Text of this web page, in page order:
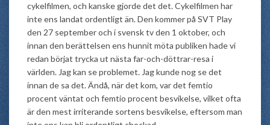
cykelfilmen, och kanske gjorde det det. Cykelfilmen har
inte ens landat ordentligt än. Den kommer på SVT Play
den 27 september och i svensk tv den 1 oktober, och
innan den berättelsen ens hunnit möta publiken hade vi
redan börjat trycka ut nästa far-och-döttrar-resa i
världen. Jag kan se problemet. Jag kunde nog se det
innan de sa det. Ändå, när det kom, var det femtio
procent väntat och femtio procent besvikelse, vilket ofta
är den mest irriterande sortens besvikelse, eftersom man